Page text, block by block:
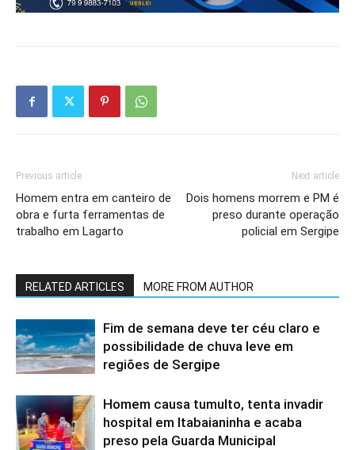
Previous article
Homem entra em canteiro de
obra e furta ferramentas de
trabalho em Lagarto
Next article
Dois homens morrem e PM é
preso durante operação
policial em Sergipe
RELATED ARTICLES MORE FROM AUTHOR
Fim de semana deve ter céu claro e
possibilidade de chuva leve em
regiões de Sergipe
Homem causa tumulto, tenta invadir
hospital em Itabaianinha e acaba
preso pela Guarda Municipal